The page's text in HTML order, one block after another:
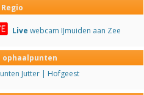
Live webcam IJmuiden aan Zee
ophaalpunten
Jutter | Hofgeest